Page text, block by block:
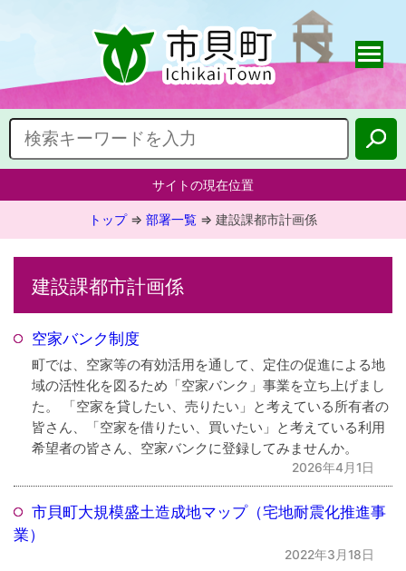
サイトの現在位置
トップ⇒ 部署一覧 ⇒ 建設課都市計画係
建設課都市計画係
空家バンク制度
町では、空家等の有効活用を通して、定住の促進による地
域の活性化を図るため「空家バンク」事業を立ち上げまし
た。 「空家を貸したい、売りたい」と考えている所有者の
皆さん、「空家を借りたい、買いたい」と考えている利用
希望者の皆さん、空家バンクに登録してみませんか。
2026年4月1日
市貝町大規模盛土造成地マップ（宅地耐震化推進事
業）
2022年3月18日